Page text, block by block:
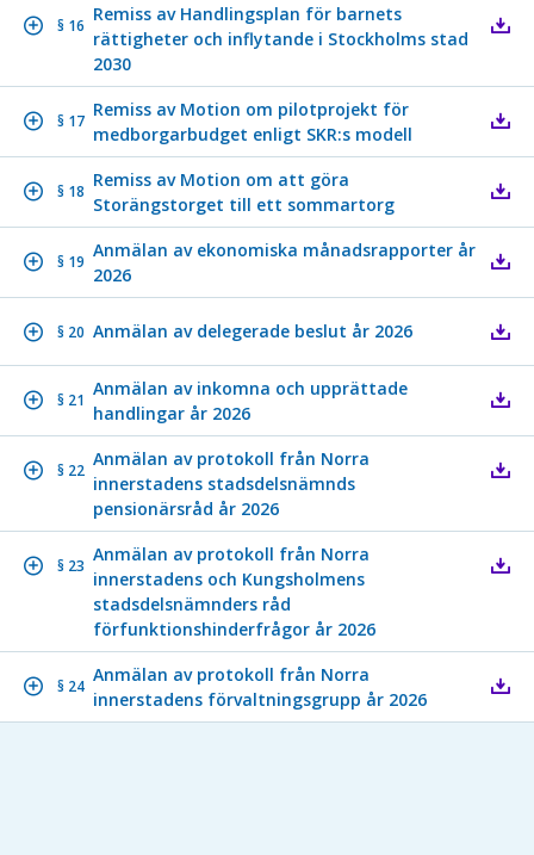
§ 16
Remiss av Handlingsplan för barnets
rättigheter och inflytande i Stockholms stad
2030
§ 17
Remiss av Motion om pilotprojekt för
medborgarbudget enligt SKR:s modell
§ 18
Remiss av Motion om att göra
Storängstorget till ett sommartorg
§ 19
Anmälan av ekonomiska månadsrapporter år
2026
§ 20 Anmälan av delegerade beslut år 2026
§ 21
Anmälan av inkomna och upprättade
handlingar år 2026
§ 22
Anmälan av protokoll från Norra
innerstadens stadsdelsnämnds
pensionärsråd år 2026
§ 23
Anmälan av protokoll från Norra
innerstadens och Kungsholmens
stadsdelsnämnders råd
förfunktionshinderfrågor år 2026
§ 24
Anmälan av protokoll från Norra
innerstadens förvaltningsgrupp år 2026